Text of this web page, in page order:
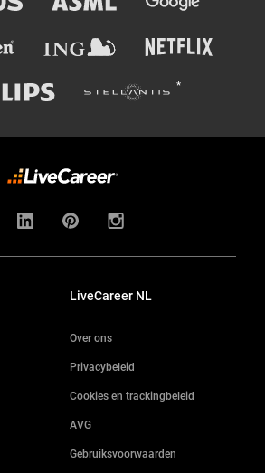
LiveCareer NL
Over ons
Privacybeleid
Cookies en trackingbeleid
AVG
Gebruiksvoorwaarden